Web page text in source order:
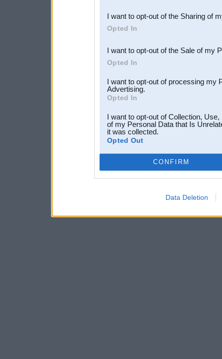
Downstream Participants
third parties.
I want to opt-out of the Sharing of
Opted In
I want to opt-out of the Sale of my
Opted In
I want to opt-out of processing my
Advertising.
Opted In
I want to opt-out of Collection,
of my Personal Data that Is
it was collected.
Opted Out
CONFIRM
Data Deletion